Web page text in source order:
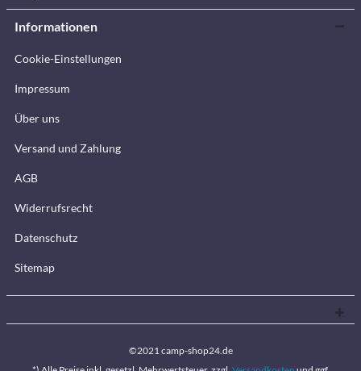
Informationen
Cookie-Einstellungen
Impressum
Über uns
Versand und Zahlung
AGB
Widerrufsrecht
Datenschutz
Sitemap
©2021 camp-shop24.de